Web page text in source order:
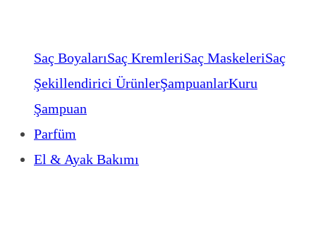
Saç BoyalarıSaç KremleriSaç MaskeleriSaç
Şekillendirici ÜrünlerŞampuanlarKuru
Şampuan
Parfüm
El & Ayak Bakımı